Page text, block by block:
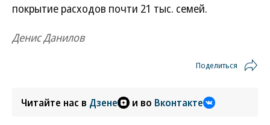
покрытие расходов почти 21 тыс. семей.
Денис Данилов
Поделиться
Читайте нас в Дзене и во Вконтакте